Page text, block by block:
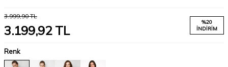
3.999,90TL
3.199,92TL
%20
İNDIRIM
Renk